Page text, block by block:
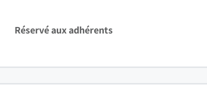
Réservé aux adhérents